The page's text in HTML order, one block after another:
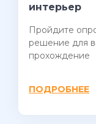
интерьер
Пройдите
решение для
прохождение
ПОДРОБНЕЕ